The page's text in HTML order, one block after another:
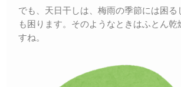
でも、天日干しは、梅雨の季節には困る
も困ります。そのようなときはふとん乾
すね。